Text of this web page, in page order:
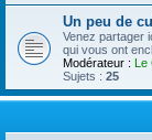
Un peu de
Venez partager
qui vous ont
Modérateur : Le
Sujets : 25